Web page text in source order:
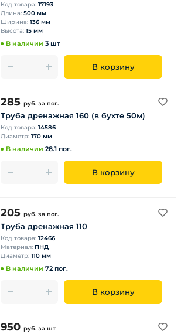
Код товара: 17193
Длина: 500 мм
Ширина: 136 мм
Высота: 15 мм
В наличии 3 шт
В корзину
285 руб. за пог.
Труба дренажная 160 (в бухте 50м)
Код товара: 14586
Диаметр: 170 мм
В наличии 28.1 пог.
В корзину
205 руб. за пог.
Труба дренажная 110
Код товара: 12466
Материал: ПНД
Диаметр: 110 мм
В наличии 72 пог.
В корзину
950 руб. за шт